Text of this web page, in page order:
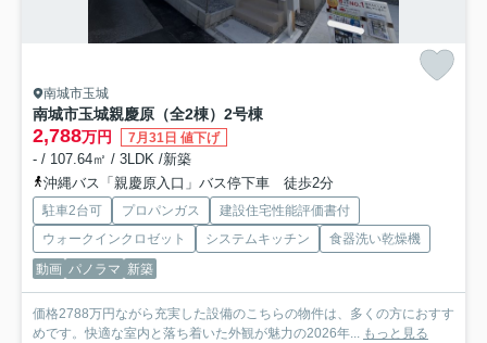
南城市玉城
南城市玉城親慶原（全2棟）2号棟
2,788万円 7月31日 値下げ
- / 107.64㎡ / 3LDK /新築
沖縄バス「親慶原入口」バス停下車 徒歩2分
駐車2台可 プロパンガス
建設住宅性能評価書付
ウォークインクロゼット
システムキッチン
食器洗い乾燥機
動画 パノラマ 新築
価格2788万円ながら充実した設備のこちらの物件は、多くの方におすす
めです。快適な室内と落ち着いた外観が魅力の2026年... もっと見る